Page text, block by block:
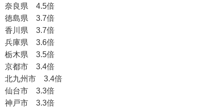
奈良県 4.5倍
徳島県 3.7倍
香川県 3.7倍
兵庫県 3.6倍
栃木県 3.5倍
京都市 3.4倍
北九州市 3.4倍
仙台市 3.3倍
神戸市 3.3倍